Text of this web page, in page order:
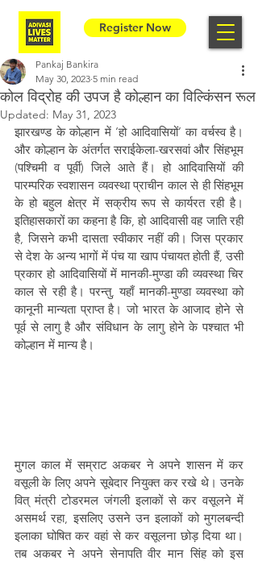
Register Now
कोल विद्रोह की उपज है कोल्हान का विल्किंसन रूल
Pankaj Bankira
May 30, 2023 5 min read
Updated: May 31, 2023
झारखण्ड के कोल्हान में ‘हो आदिवासियों’ का वर्चस्व है।
और कोल्हान के अंतर्गत सराईकेला-खरसवां और सिंहभूम
(पश्चिमी व पूर्वी) जिले आते हैं। हो आदिवासियों की
पारम्परिक स्वशासन व्यवस्था प्राचीन काल से ही सिंहभूम
के हो बहुल क्षेत्र में सक्रीय रूप से कार्यरत रही है।
इतिहासकारों का कहना है कि, हो आदिवासी वह जाति रही
है, जिसने कभी दासता स्वीकार नहीं की। जिस प्रकार
से देश के अन्य भागों में पंच या खाप पंचायत होती हैं, उसी
प्रकार हो आदिवासियों में मानकी-मुण्डा की व्यवस्था चिर
काल से रही है। परन्तु, यहाँ मानकी-मुण्डा व्यवस्था को
कानूनी मान्यता प्राप्त है। जो भारत के आजाद होने से
पूर्व से लागु है और संविधान के लागु होने के पश्चात भी
कोल्हान में मान्य है।
मुगल काल में सम्राट अकबर ने अपने शासन में कर
वसूली के लिए अपने सूबेदार नियुक्त कर रखे थे। उनके
वित् मंत्री टोडरमल जंगली इलाकों से कर वसूलने में
असमर्थ रहा, इसलिए उसने उन इलाकों को मुगलबन्दी
इलाका घोषित कर वहां से कर वसूलना छोड़ दिया था।
तब अकबर ने अपने सेनापति वीर मान सिंह को इस